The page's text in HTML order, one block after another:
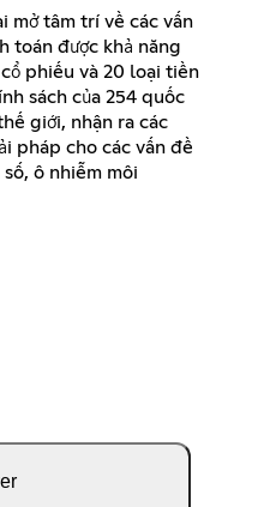
mở tâm trí về các vấn
toán được khả năng
phiếu và 20 loại tiền
sách của 254 quốc
giới, nhận ra các
pháp cho các vấn đề
ô nhiễm môi